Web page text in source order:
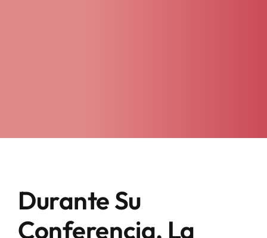
Durante Su
Conferencia, La